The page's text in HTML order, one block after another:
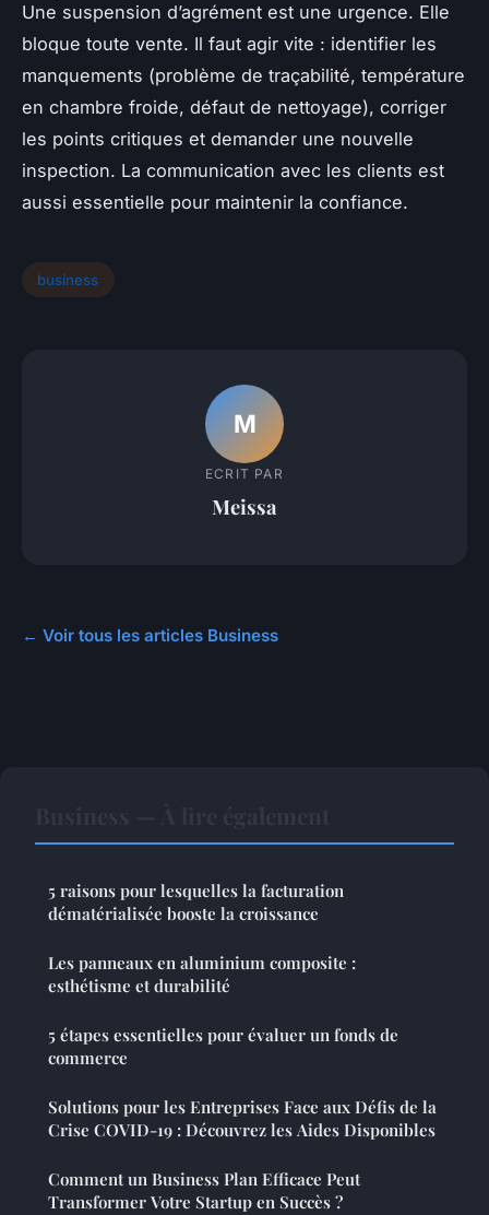
Une suspension d’agrément est une urgence. Elle
bloque toute vente. Il faut agir vite : identifier les
manquements (problème de traçabilité, température
en chambre froide, défaut de nettoyage), corriger
les points critiques et demander une nouvelle
inspection. La communication avec les clients est
aussi essentielle pour maintenir la confiance.
business
M
ECRIT PAR
Meissa
← Voir tous les articles Business
5 raisons pour lesquelles la facturation
dématérialisée booste la croissance
Les panneaux en aluminium composite :
esthétisme et durabilité
5 étapes essentielles pour évaluer un fonds de
commerce
Solutions pour les Entreprises Face aux Défis de la
Crise COVID-19 : Découvrez les Aides Disponibles
Comment un Business Plan Efficace Peut
Transformer Votre Startup en Succès ?